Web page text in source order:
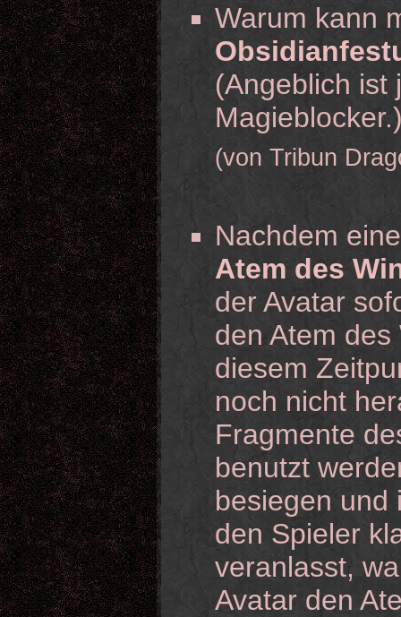
Warum kann
(Angeblich ist
(von Tribun
Nachdem
Atem des
der Avatar
den Atem
diesem
noch nicht
Fragmente
benutzt
besiegen und
den Spieler
veranlasst,
Avatar den